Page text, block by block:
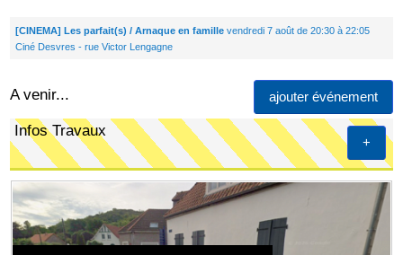
[CINEMA] Les parfait(s) / Arnaque en famillevendredi 7 août de 20:30 à 22:05
Ciné Desvres - rue Victor Lengagne
A venir... ajouter événement
+
Infos Travaux